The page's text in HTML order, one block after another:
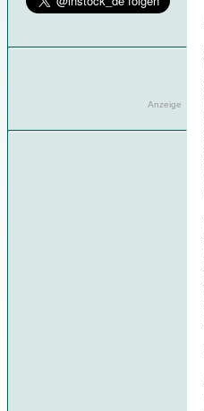
Anzeige